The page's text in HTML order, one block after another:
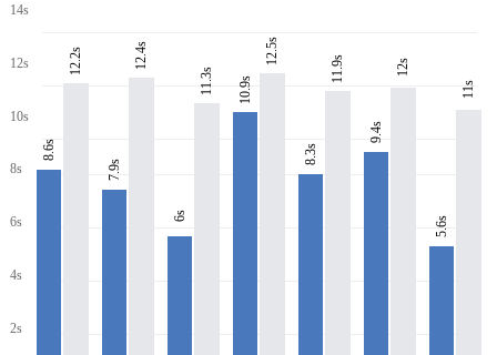
14s
12s
10s
8s
6s
4s
2s
8.6s
12.2s
7.9s
12.4s
6s
11.3s 10.9s
12.5s
8.3s
11.9s
9.4s
12s
5.6s
11s